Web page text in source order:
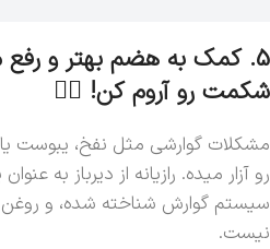
5. کمک به هضم بهتر و
شکمت رو آروم کن! 🧘‍♂️
مشکلات گوارشی مثل نفخ، یبوست
رو آزار میده. رازیانه از دیرباز به
سیستم گوارش شناخته شده، و روغن
نیست.